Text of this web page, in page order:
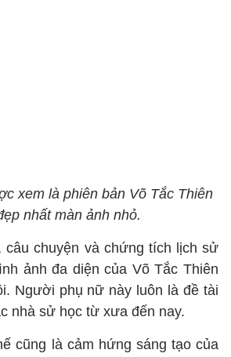
xem là phiên bản Võ Tắc Thiên
nhất màn ảnh nhỏ.
câu chuyện và chứng tích lịch sử
ảnh đa diện của Võ Tắc Thiên
Người phụ nữ này luôn là đề tài
nhà sử học từ xưa đến nay.
cũng là cảm hứng sáng tạo của